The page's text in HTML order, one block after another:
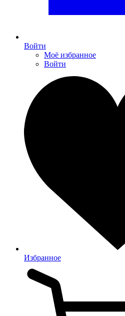
Войти
Моё избранное
Войти
Избранное